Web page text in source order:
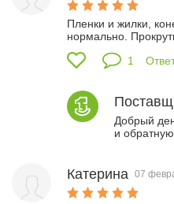
Пленки и жилки,
нормально.
1
Добрый
и обратную
Катерина 07